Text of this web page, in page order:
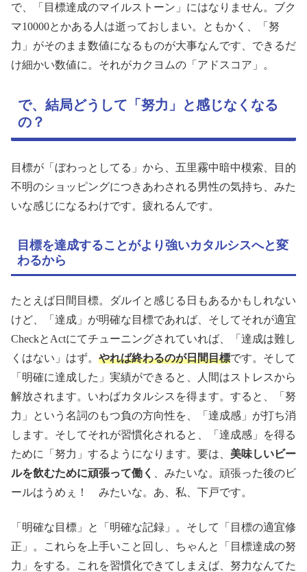
で、「目標達成のマイルストーン」にはなりません。ブク
マ10000とかある人は逝っておしまい。ともかく、「努
力」がそのまま数値になるものが大事なんです、できるだ
け細かい数値に。それがカクヨムの「アドスコア」。
で、結局どうして「努力」と感じなくなる
の？
目標が「ぼわっとしてる」から、五里霧中暗中模索、目的
不明のショッピングにつきあわされる男性の気持ち、みた
いな感じになるわけです。疲れるんです。
目標を達成することがより強いカタルシスへと変
わるから
たとえば日間目標。ダルイと感じる日もあるかもしれない
けど、「達成」が明確な目標であれば、そしてそれが適宜
CheckとActにてチューニングされていれば、「達成は難し
くはない」はず。 やれば終わるのが日間目標です。そして
「明確に達成した」実績ができると、人間はストレスから
解放されます。いわばカタルシスを得ます。すると、「努
力」という名詞のもつ負の方向性を、「達成感」が打ち消
します。そしてそれが習慣化されると、「達成感」を得る
ために「努力」するようになります。要は、 美味しいビー
ルを飲むために頑張って働く
、みたいな。頑張った後のビ
ールはうめぇ！ みたいな。あ、私、下戸です。
「明確な目標」と「明確な記録」。そして「目標の適宜修
正」。これらを上手いこと回し、ちゃんと「目標達成の努
力」をする。これを習慣化できてしまえば、努力なんてた